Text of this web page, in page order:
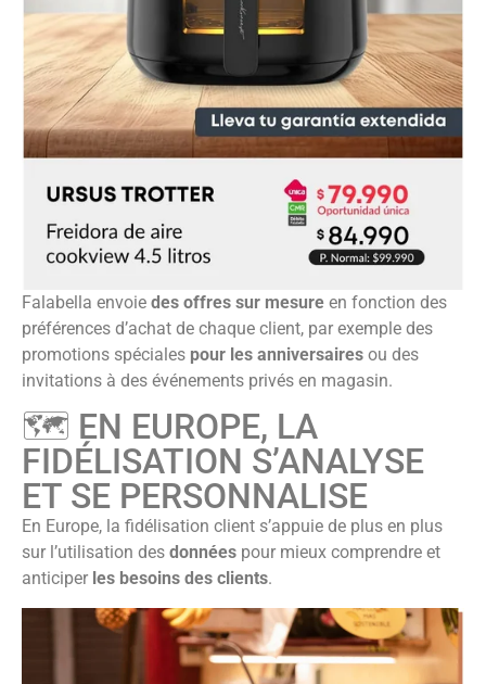
Falabella envoie des offres sur mesure en fonction des
préférences d’achat de chaque client, par exemple des
promotions spéciales pour les anniversaires ou des
invitations à des événements privés en magasin.
🗺️ EN EUROPE, LA
FIDÉLISATION S’ANALYSE
ET SE PERSONNALISE
En Europe, la fidélisation client s’appuie de plus en plus
sur l’utilisation des données pour mieux comprendre et
anticiper les besoins des clients.